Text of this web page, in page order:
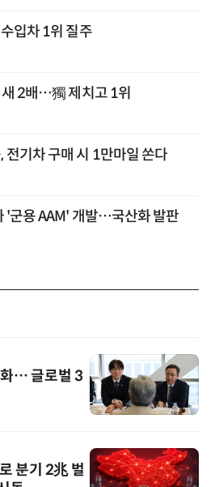
입차 1위 질주
2배…獨 제치고 1위
전기차 구매 시 1만마일 쏜다
'군용 AAM' 개발…국산화 발판
… 글로벌 3
분기 2兆 벌